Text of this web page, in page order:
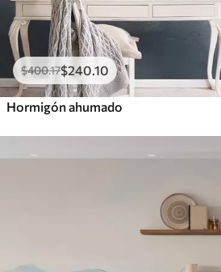
$400.17$240.10
Hormigón ahumado